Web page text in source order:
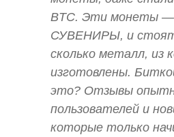
BTC. Эти монеты
СУВЕНИРЫ, и
сколько металл, из
изготовлены.
это? Отзывы
пользователей и
которые только